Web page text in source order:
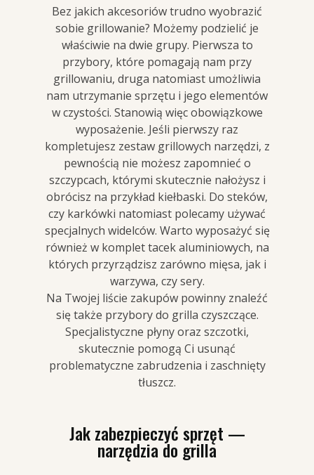
Bez jakich akcesoriów trudno wyobrazić
sobie grillowanie? Możemy podzielić je
właściwie na dwie grupy. Pierwsza to
przybory, które pomagają nam przy
grillowaniu, druga natomiast umożliwia
nam utrzymanie sprzętu i jego elementów
w czystości. Stanowią więc obowiązkowe
wyposażenie. Jeśli pierwszy raz
kompletujesz zestaw grillowych narzędzi, z
pewnością nie możesz zapomnieć o
szczypcach, którymi skutecznie nałożysz i
obrócisz na przykład kiełbaski. Do steków,
czy karkówki natomiast polecamy używać
specjalnych widelców. Warto wyposażyć się
również w komplet tacek aluminiowych, na
których przyrządzisz zarówno mięsa, jak i
warzywa, czy sery.
Na Twojej liście zakupów powinny znaleźć
się także przybory do grilla czyszczące.
Specjalistyczne płyny oraz szczotki,
skutecznie pomogą Ci usunąć
problematyczne zabrudzenia i zaschnięty
tłuszcz.
Jak zabezpieczyć sprzęt —
narzędzia do grilla